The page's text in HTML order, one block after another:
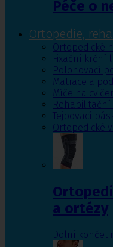
Péče o
Ortopedie,
Ortopedické
Fixační krční
Polohovací
Matrace a
Míče na
Tejpovací
Ortopedické
a ortézy
Dolní